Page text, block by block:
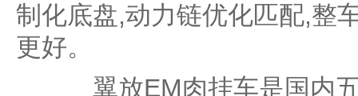
制化底盘,动力链优化匹配,整
更好。
翼放EM肉挂车是国内五